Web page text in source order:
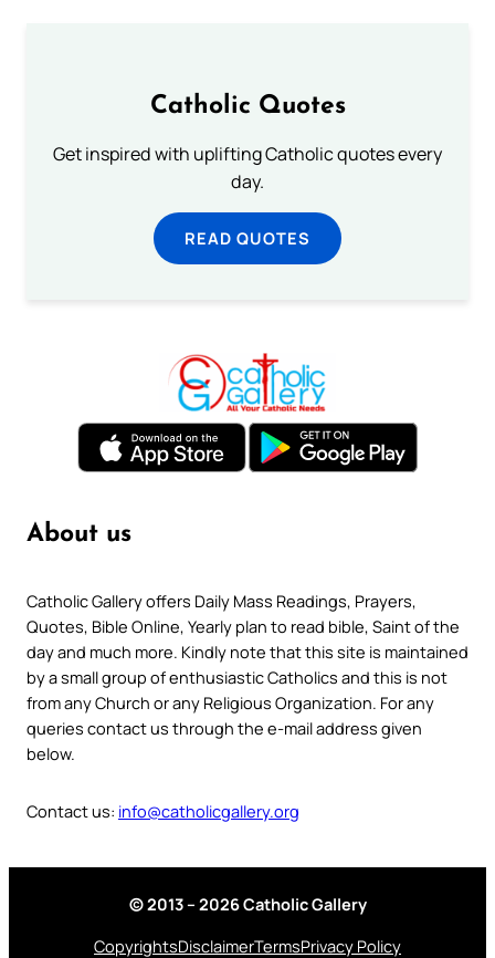
Catholic Quotes
Get inspired with uplifting Catholic quotes every
day.
READ QUOTES
About us
Catholic Gallery offers Daily Mass Readings, Prayers,
Quotes, Bible Online, Yearly plan to read bible, Saint of the
day and much more. Kindly note that this site is maintained
by a small group of enthusiastic Catholics and this is not
from any Church or any Religious Organization. For any
queries contact us through the e-mail address given
below.
Contact us: info@catholicgallery.org
© 2013 – 2026 Catholic Gallery
CopyrightsDisclaimerTermsPrivacy Policy